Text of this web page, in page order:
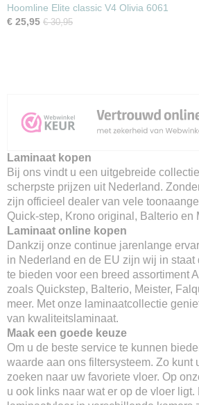
Hoomline Elite classic V4 Olivia 6061
€ 25,95 € 30,95
Laminaat kopen
Bij ons vindt u een uitgebreide
scherpste prijzen uit Nederland.
zijn officieel dealer van vele
Quick-step, Krono original, Balterio en
Laminaat online kopen
Dankzij onze continue jarenlange
in Nederland en de EU zijn wij in staat
te bieden voor een breed assortiment
zoals Quickstep, Balterio, Meister,
meer. Met onze laminaatcollectie
van kwaliteitslaminaat.
Maak een goede keuze
Om u de beste service te kunnen
waarde aan ons filtersysteem. Zo kunt
zoeken naar uw favoriete vloer. Op
u ook links naar wat er op de vloer ligt.